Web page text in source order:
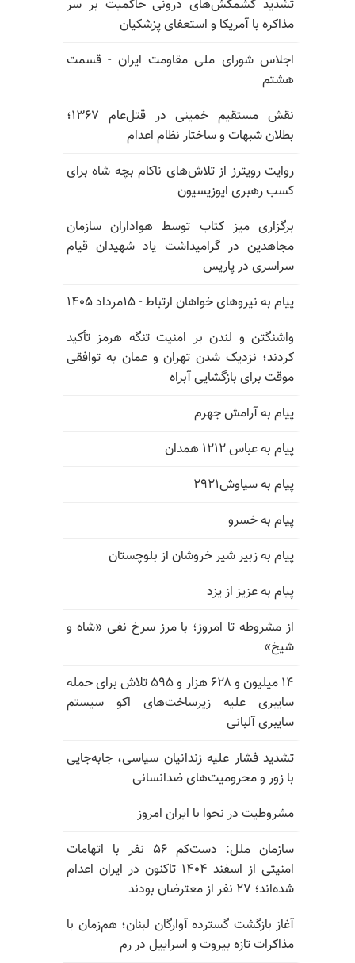
تشدید کشمکش‌های درونی حاکمیت بر سر
مذاکره با آمریکا و استعفای پزشکیان
اجلاس شورای ملی مقاومت ایران - قسمت
هشتم
نقش مستقیم خمینی در قتل‌عام ۱۳۶۷؛
بطلان شبهات و ساختار نظام اعدام
روایت رویترز از تلاش‌های ناکام بچه شاه برای
کسب رهبری اپوزیسیون
برگزاری میز کتاب توسط هواداران سازمان
مجاهدین در گرامیداشت یاد شهیدان قیام
سراسری در پاریس
پیام به نیروهای خواهان ارتباط - ۱۵مرداد ۱۴۰۵
واشنگتن و لندن بر امنیت تنگه هرمز تأکید
کردند؛ نزدیک شدن تهران و عمان به توافقی
موقت برای بازگشایی آبراه
پیام به آرامش جهرم
پیام به عباس ۱۲۱۲ همدان
پیام به سیاوش۲۹۲۱
پیام به خسرو
پیام به زبیر شیر خروشان از بلوچستان
پیام به عزیز از یزد
از مشروطه تا امروز؛ با مرز سرخ نفی «شاه و
شیخ»
۱۴ میلیون و ۶۲۸ هزار و ۵۹۵ تلاش برای حمله
سایبری علیه زیرساخت‌های اکو سیستم
سایبری آلبانی
تشدید فشار علیه زندانیان سیاسی، جابه‌جایی
با زور و محرومیت‌های ضدانسانی
مشروطیت در نجوا با ایران امروز
سازمان ملل: دست‌کم ۵۶ نفر با اتهامات
امنیتی از اسفند ۱۴۰۴ تاکنون در ایران اعدام
شده‌اند؛ ۲۷ نفر از معترضان بودند
آغاز بازگشت گسترده آوارگان لبنان؛ هم‌زمان با
مذاکرات تازه بیروت و اسراییل در رم